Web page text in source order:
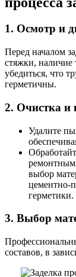
1. Осмотр и
Перед началом
стяжки,
убедиться, что
герметичны.
2. Очистка и
Удалите
ремонтным
выбор
цементно-
герметики.
3. Выбор
составов, в